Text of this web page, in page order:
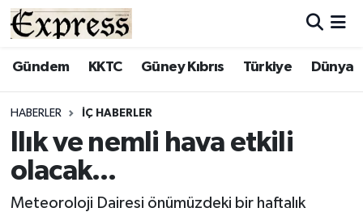
Gündem KKTC Güney Kıbrıs Türkiye Dünya
HABERLER İÇ HABERLER
Ilık ve nemli hava etkili
olacak...
Meteoroloji Dairesi önümüzdeki bir haftalık
ALAYKÖY
BİLİM
Hava Durumu
Süper Lig Puan Durumu ve Fikstür